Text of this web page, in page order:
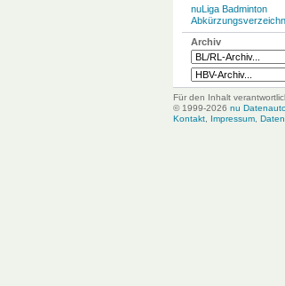
nuLiga Badminton
Archiv
Für den Inhalt
© 1999-2026 nu
Kontakt, Impressum,